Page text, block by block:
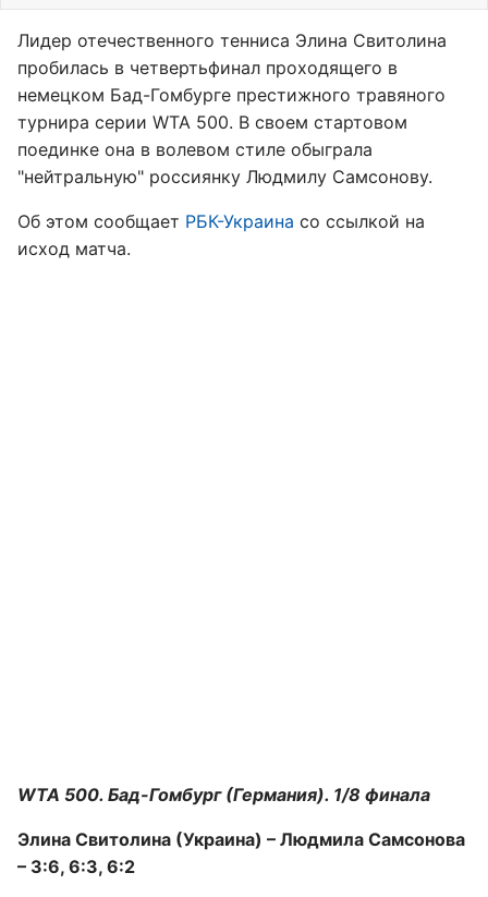
Лидер отечественного тенниса Элина Свитолина
пробилась в четвертьфинал проходящего в
немецком Бад-Гомбурге престижного травяного
турнира серии WTA 500. В своем стартовом
поединке она в волевом стиле обыграла
"нейтральную" россиянку Людмилу Самсонову.
Об этом сообщает РБК-Украина со ссылкой на
исход матча.
WTA 500. Бад-Гомбург (Германия). 1/8 финала
Элина Свитолина (Украина) – Людмила Самсонова
– 3:6, 6:3, 6:2